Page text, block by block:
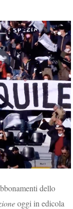
dello
oggi in edicola